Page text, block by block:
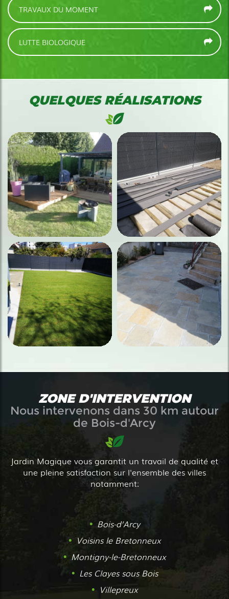
TRAVAUX DU MOMENT
LUTTE BIOLOGIQUE
QUELQUES RÉALISATIONS
ZONE D'INTERVENTION
Nous intervenons dans 30 km autour
de Bois-d'Arcy
Jardin Magique vous garantit un travail de qualité et
une pleine satisfaction sur l'ensemble des villes
notamment:
Bois-d’Arcy
Voisins le Bretonneux
Montigny-le-Bretonneux
Les Clayes sous Bois
Villepreux